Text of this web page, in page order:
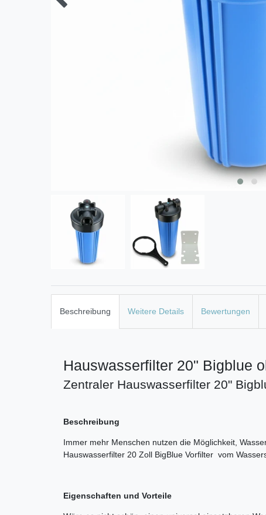
Beschreibung Weitere Details Bewertungen
Hauswasserfilter 20" Bigblue
Zentraler Hauswasserfilter 20"
Beschreibung
Immer mehr Menschen nutzen die Möglichkeit,
Hauswasserfilter 20 Zoll BigBlue Vorfilter vom
Eigenschaften und Vorteile